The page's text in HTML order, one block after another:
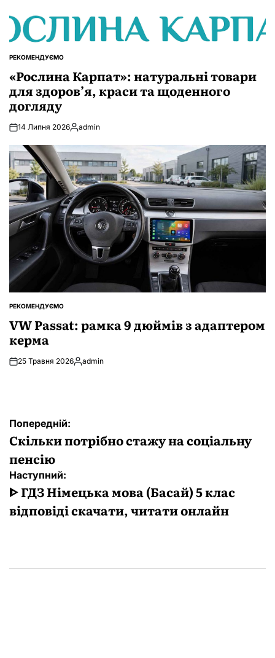
ОПУБЛІКУВАТИ
РЕКОМЕНДУЄМО
«Рослина Карпат»: натуральні товари
для здоров’я, краси та щоденного
догляду
14 Липня 2026Опубліковано
admin
ОПУБЛІКУВАТИ
РЕКОМЕНДУЄМО
VW Passat: рамка 9 дюймів з адаптером
керма
25 Травня 2026Опубліковано
admin
Навігація
записів
Попередній:
Скільки потрібно стажу на соціальну
пенсію
Наступний:
ᐈ ГДЗ Німецька мова (Басай) 5 клас
відповіді скачати, читати онлайн